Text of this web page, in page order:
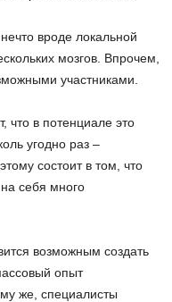
вроде локальной
мозгов. Впрочем,
участниками.
что в потенциале это
угодно раз –
состоит в том, что
себя много
возможным создать
опыт
же, специалисты